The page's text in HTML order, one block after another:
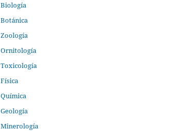
Biología
Botánica
Zoología
Ornitología
Toxicología
Física
Química
Geología
Minerología